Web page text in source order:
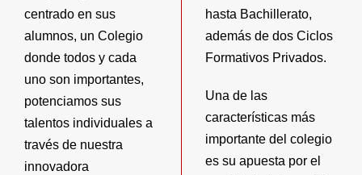
centrado en sus
alumnos, un Colegio
donde todos y cada
uno son importantes,
potenciamos sus
talentos individuales a
través de nuestra
innovadora
hasta Bachillerato,
además de dos Ciclos
Formativos Privados.
Una de las
características más
importante del colegio
es su apuesta por el